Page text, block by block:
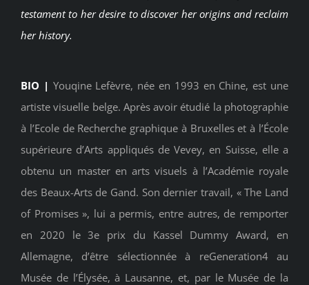
testament to her desire to discover her origins and reclaim
her history.
BIO | Youqine Lefèvre, née en 1993 en Chine, est une
artiste visuelle belge. Après avoir étudié la photographie
à l’Ecole de Recherche graphique à Bruxelles et à l’École
supérieure d’Arts appliqués de Vevey, en Suisse, elle a
obtenu un master en arts visuels à l’Académie royale
des Beaux-Arts de Gand. Son dernier travail, « The Land
of Promises », lui a permis, entre autres, de remporter
en 2020 le 3e prix du Kassel Dummy Award, en
Allemagne, d’être sélectionnée à reGeneration4 au
Musée de l’Élysée, à Lausanne, et, par le Musée de la